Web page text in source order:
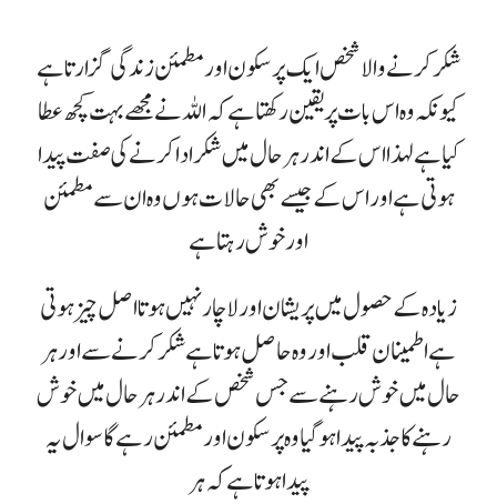
شکر کرنے والا شخص ایک پرسکون اور مطمئن زندگی گزارتا ہے
کیونکہ وہ اس بات پر یقین رکھتا ہے کہ اللہ نے مجھے بہت کچھ عطا
کیا ہے لہذا اس کے اندر ہر حال میں شکر ادا کرنے کی صفت پیدا
ہوتی ہے اور اس کے جیسے بھی حالات ہوں وہ ان سے مطمئن
اور خوش رہتا ہے
زیادہ کے حصول میں پریشان اور لاچار نہیں ہوتا اصل چیز ہوتی
ہے اطمینان قلب اور وہ حاصل ہوتا ہے شکر کرنے سے اور ہر
حال میں خوش رہنے سے جس شخص کے اندر ہر حال میں خوش
رہنے کا جذبہ پیدا ہو گیا وہ پرسکون اور مطمئن رہے گا سوال یہ
پیدا ہوتا ہے کہ ہر